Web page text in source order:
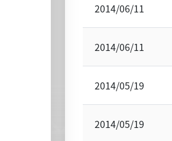
2014/06/11
2014/06/11
2014/05/19
2014/05/19